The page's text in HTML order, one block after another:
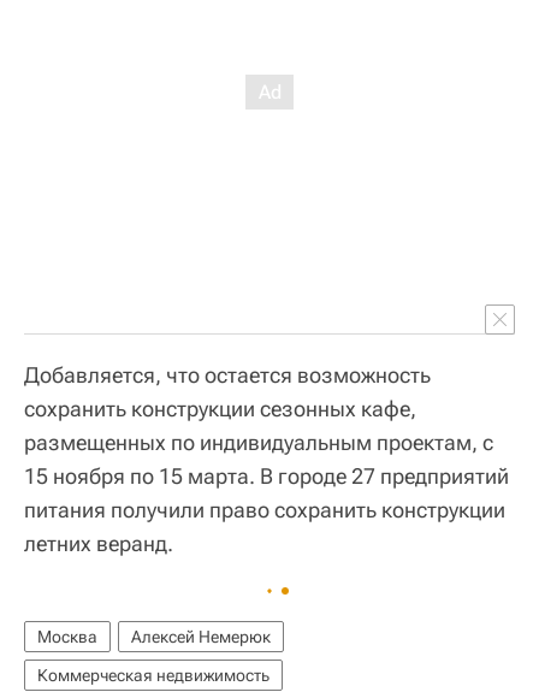
Добавляется, что остается возможность
сохранить конструкции сезонных кафе,
размещенных по индивидуальным проектам, с
15 ноября по 15 марта. В городе 27 предприятий
питания получили право сохранить конструкции
летних веранд.
Москва
Алексей Немерюк
Коммерческая недвижимость